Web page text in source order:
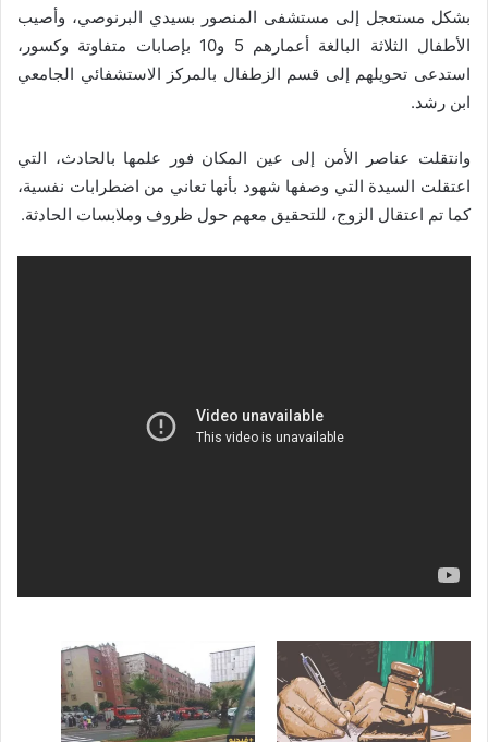
بشكل مستعجل إلى مستشفى المنصور بسيدي البرنوصي، وأصيب
الأطفال الثلاثة البالغة أعمارهم 5 و10 بإصابات متفاوتة وكسور،
استدعى تحويلهم إلى قسم الزطفال بالمركز الاستشفائي الجامعي
ابن رشد.
وانتقلت عناصر الأمن إلى عين المكان فور علمها بالحادث، التي
اعتقلت السيدة التي وصفها شهود بأنها تعاني من اضطرابات نفسية،
كما تم اعتقال الزوج، للتحقيق معهم حول ظروف وملابسات الحادثة.